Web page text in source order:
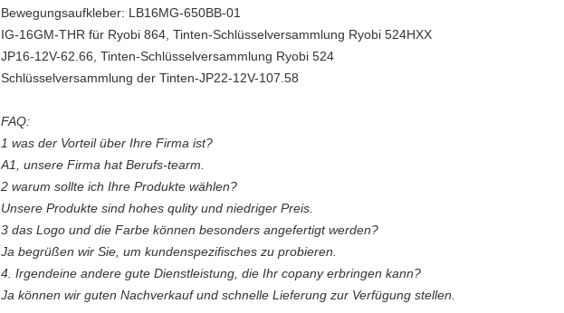
Bewegungsaufkleber: LB16MG-650BB-01
IG-16GM-THR für Ryobi 864, Tinten-Schlüsselversammlung Ryobi 524HXX
JP16-12V-62.66, Tinten-Schlüsselversammlung Ryobi 524
Schlüsselversammlung der Tinten-JP22-12V-107.58
FAQ:
1 was der Vorteil über Ihre Firma ist?
A1, unsere Firma hat Berufs-tearm.
2 warum sollte ich Ihre Produkte wählen?
Unsere Produkte sind hohes qulity und niedriger Preis.
3 das Logo und die Farbe können besonders angefertigt werden?
Ja begrüßen wir Sie, um kundenspezifisches zu probieren.
4. Irgendeine andere gute Dienstleistung, die Ihr copany erbringen kann?
Ja können wir guten Nachverkauf und schnelle Lieferung zur Verfügung stellen.